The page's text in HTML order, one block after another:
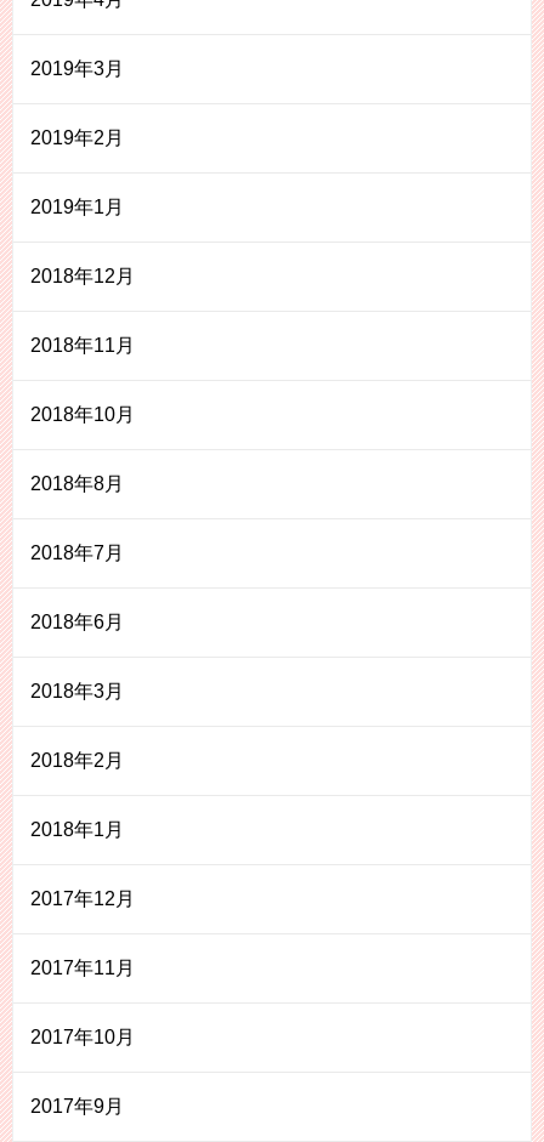
2019年3月
2019年2月
2019年1月
2018年12月
2018年11月
2018年10月
2018年8月
2018年7月
2018年6月
2018年3月
2018年2月
2018年1月
2017年12月
2017年11月
2017年10月
2017年9月